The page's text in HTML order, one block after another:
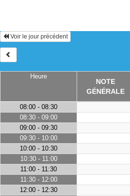
Voir le jour précédent
Heure
NOTE
GÉNÉRALE
08:00 - 08:30
08:30 - 09:00
09:00 - 09:30
09:30 - 10:00
10:00 - 10:30
10:30 - 11:00
11:00 - 11:30
11:30 - 12:00
12:00 - 12:30